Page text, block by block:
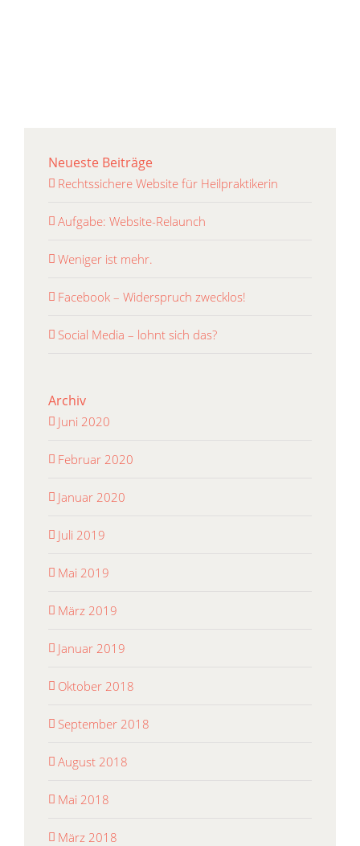
Neueste Beiträge
Rechtssichere Website für Heilpraktikerin
Aufgabe: Website-Relaunch
Weniger ist mehr.
Facebook – Widerspruch zwecklos!
Social Media – lohnt sich das?
Archiv
Juni 2020
Februar 2020
Januar 2020
Juli 2019
Mai 2019
März 2019
Januar 2019
Oktober 2018
September 2018
August 2018
Mai 2018
März 2018